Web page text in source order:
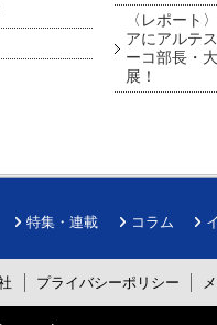
〈レポート
アにアルテ
ーコ部長・
展！
特集・連載 コラム
プライバシーポリシー